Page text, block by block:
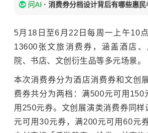
问AI · 消费券分档设计背后有哪些惠民
5月18日至6月22日每周一上午10
13600张文旅消费券，涵盖酒店
院、书店、文创衍生品等多元场景。
本次消费券分为酒店消费券和文创
费券共分为两档：满500元可用150
用250元券。文创展演类消费券同
元可用30元券，满200元可用60元